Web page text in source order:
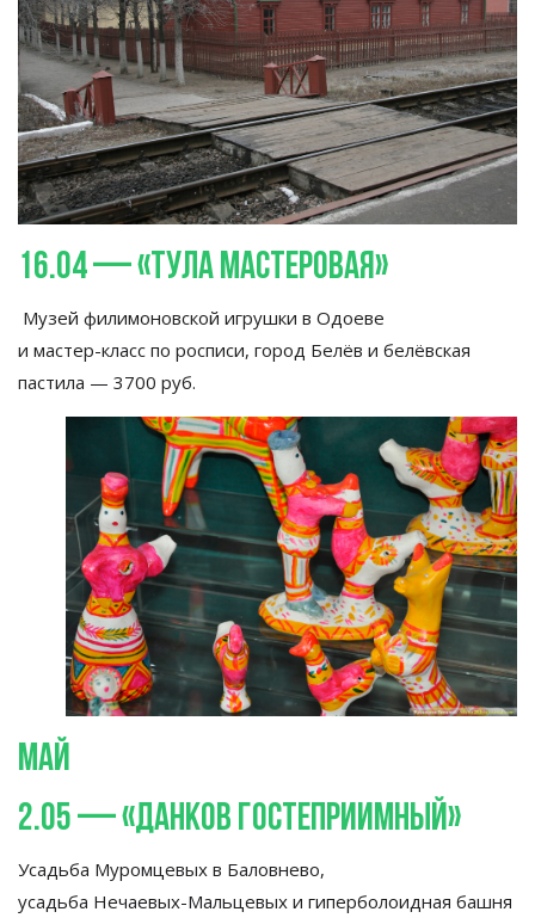
16.04—«Тула мастеровая»
Музей филимоновской игрушки в Одоеве
и мастер-класс по росписи, город Белёв и белёвская
пастила — 3700 руб.
Май
2.05—«Данков гостеприимный»
Усадьба Муромцевых в Баловнево,
усадьба Нечаевых-Мальцевых и гиперболоидная башня